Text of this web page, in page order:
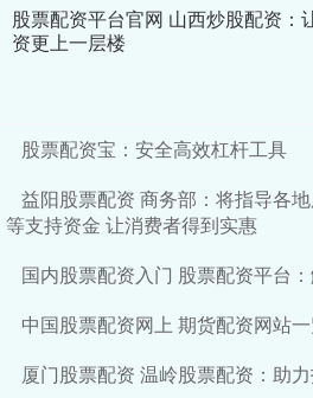
股票配资平台官网 山西炒股配资：
资更上一层楼
股票配资宝：安全高效杠杆工具
益阳股票配资 商务部：将指导各
等支持资金 让消费者得到实惠
国内股票配资入门 股票配资平台
中国股票配资网上 期货配资网站
厦门股票配资 温岭股票配资：助